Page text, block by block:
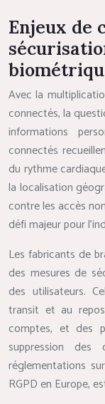
Enjeux de
Avec la
connectés, la
informations
connectés
du rythme
la localisation
contre les accès
défi majeur pour
Les fabricants de
des mesures de
des utilisateurs.
transit et au
comptes, et des
suppression
réglementations
RGPD en Europe,